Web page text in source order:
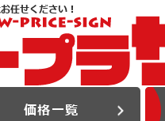
任せください！
価格一覧